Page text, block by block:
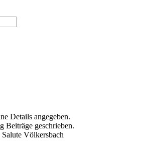
Details angegeben.
Beiträge geschrieben.
Völkersbach